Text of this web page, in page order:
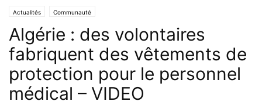
Actualités Communauté
Algérie : des volontaires
fabriquent des vêtements de
protection pour le personnel
médical – VIDEO